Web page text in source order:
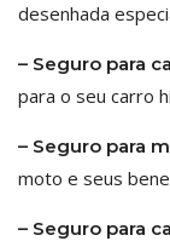
desenhada
– Seguro para
para o seu carro
– Seguro para
moto e seus
– Seguro para